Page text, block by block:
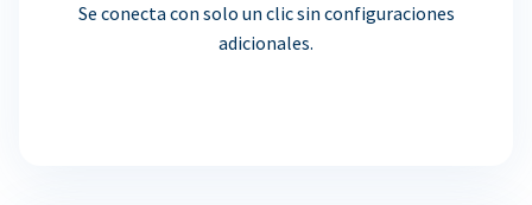
Se conecta con solo un clic sin configuraciones
adicionales.